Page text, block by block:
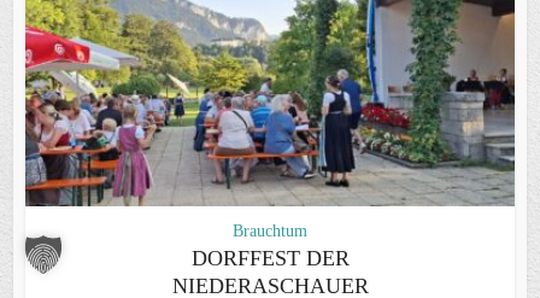
Brauchtum
DORFFEST DER
NIEDERASCHAUER